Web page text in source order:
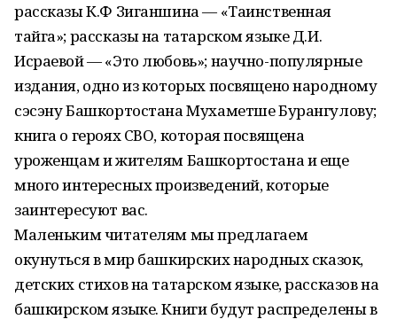
рассказы К.Ф Зиганшина — «Таинственная
тайга»; рассказы на татарском языке Д.И.
Исраевой — «Это любовь»; научно-популярные
издания, одно из которых посвящено народному
сэсэну Башкортостана Мухаметше Бурангулову;
книга о героях СВО, которая посвящена
уроженцам и жителям Башкортостана и еще
много интересных произведений, которые
заинтересуют вас.
Маленьким читателям мы предлагаем
окунуться в мир башкирских народных сказок,
детских стихов на татарском языке, рассказов на
башкирском языке. Книги будут распределены в